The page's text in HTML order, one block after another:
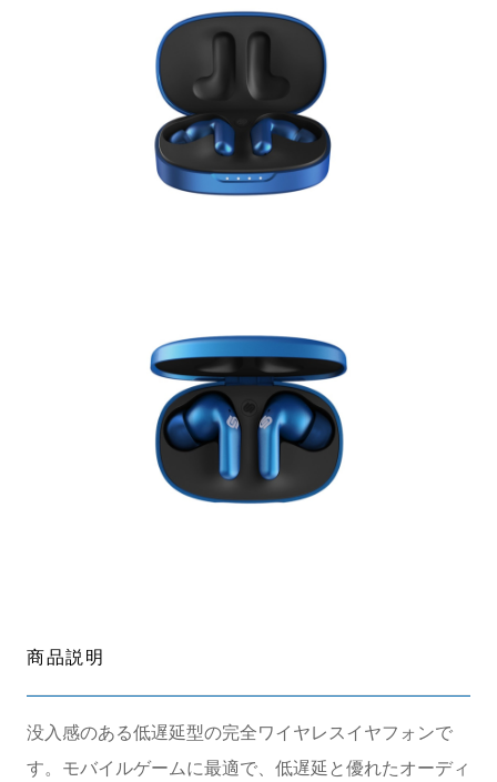
商品説明
没入感のある低遅延型の完全ワイヤレスイヤフォンで
す。モバイルゲームに最適で、低遅延と優れたオーディ